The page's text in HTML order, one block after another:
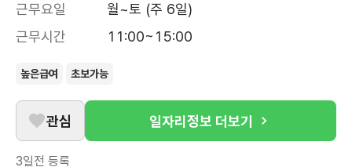
근무요일
월~토 (주 6일)
근무시간
11:00~15:00
높은급여 초보가능
관심 일자리정보 더보기
3일전 등록